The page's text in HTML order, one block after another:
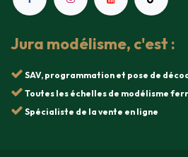
Jura modélisme, c'est :
SAV, programmation et pose de
Toutes les échelles de modélisme
Spécialiste de la vente en ligne